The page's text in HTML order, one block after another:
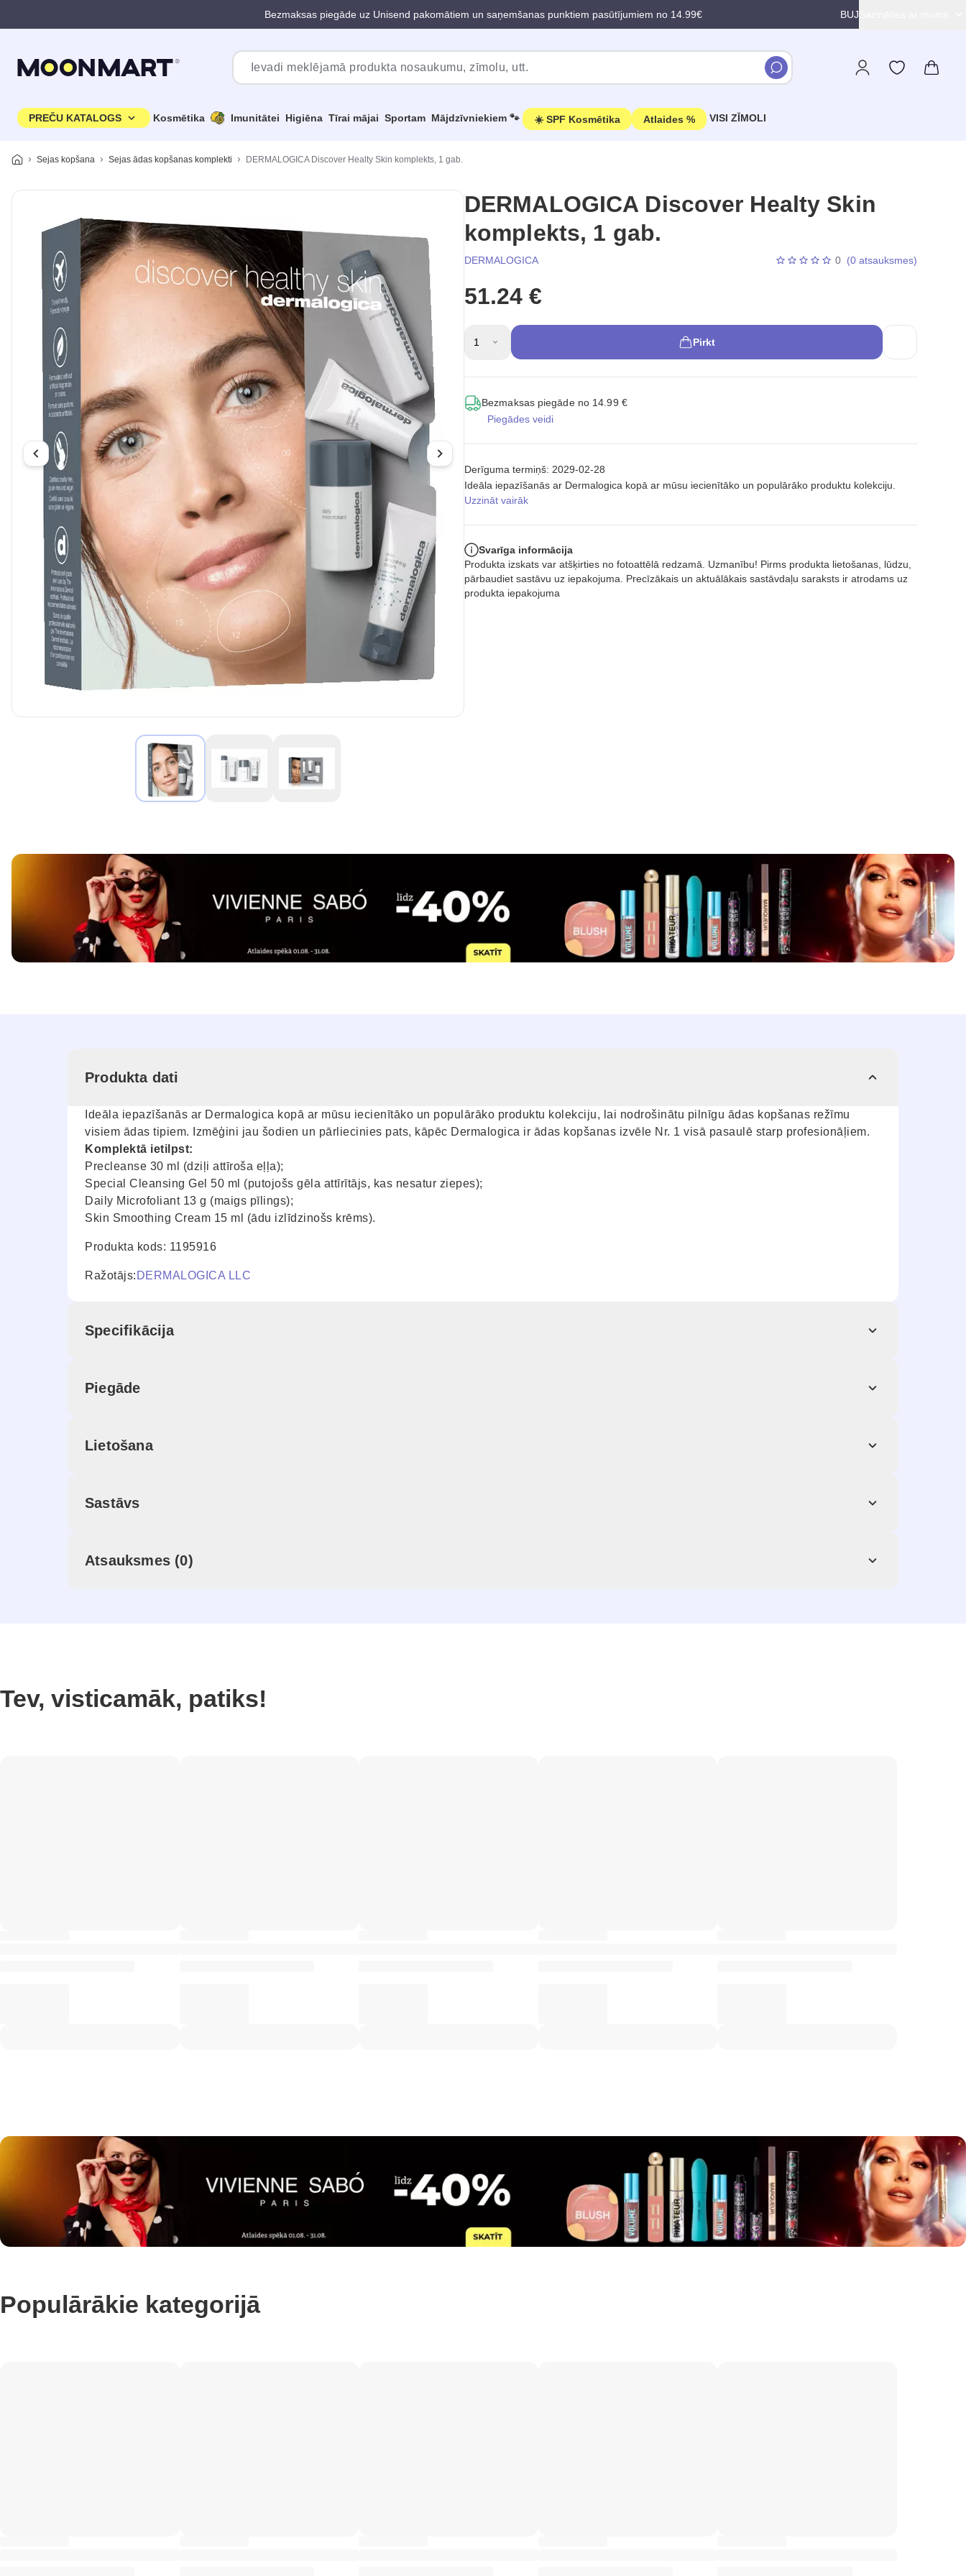
Bezmaksas piegāde uz Unisend pakomātiem un saņemšanas punktiem pasūtījumiem no 14.99€ BUJ
PREČU KATALOGS Kosmētika Imunitātei Higiēna Tīrai mājai Sportam Mājdzīvniekiem 🐾 ☀️ SPF Kosmētika Atlaides % VISI ZĪMOLI
Sejas kopšana Sejas ādas kopšanas komplekti DERMALOGICA Discover Healty Skin komplekts, 1 gab.
DERMALOGICA Discover Healty Skin
komplekts, 1 gab.
DERMALOGICA 0 (0 atsauksmes)
51.24 €
1 Pirkt
Bezmaksas piegāde no 14.99 €
Piegādes veidi
Derīguma termiņš: 2029-02-28
Ideāla iepazīšanās ar Dermalogica kopā ar mūsu iecienītāko un populārāko produktu kolekciju.
Uzzināt vairāk
Svarīga informācija
Produkta izskats var atšķirties no fotoattēlā redzamā. Uzmanību! Pirms produkta lietošanas, lūdzu,
pārbaudiet sastāvu uz iepakojuma. Precīzākais un aktuālākais sastāvdaļu saraksts ir atrodams uz
produkta iepakojuma
Produkta dati
Ideāla iepazīšanās ar Dermalogica kopā ar mūsu iecienītāko un populārāko produktu kolekciju, lai nodrošinātu pilnīgu ādas kopšanas režīmu
visiem ādas tipiem. Izmēģini jau šodien un pārliecinies pats, kāpēc Dermalogica ir ādas kopšanas izvēle Nr. 1 visā pasaulē starp profesionāļiem.
Komplektā ietilpst:
Precleanse 30 ml (dziļi attīroša eļļa);
Special Cleansing Gel 50 ml (putojošs gēla attīrītājs, kas nesatur ziepes);
Daily Microfoliant 13 g (maigs pīlings);
Skin Smoothing Cream 15 ml (ādu izlīdzinošs krēms).
Produkta kods: 1195916
Ražotājs: DERMALOGICA LLC
Specifikācija
Piegāde
Lietošana
Sastāvs
Atsauksmes (0)
Tev, visticamāk, patiks!
Populārākie kategorijā